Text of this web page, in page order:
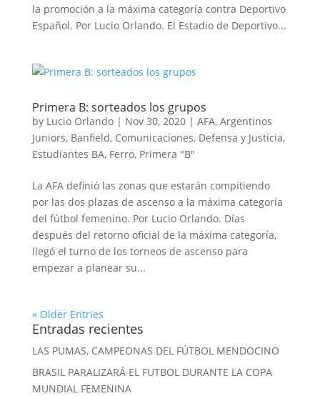
la promoción a la máxima categoría contra Deportivo
Español. Por Lucio Orlando. El Estadio de Deportivo...
Primera B: sorteados los grupos
by Lucio Orlando| Nov 30, 2020| AFA, Argentinos
Juniors, Banfield, Comunicaciones, Defensa y Justicia,
Estudiantes BA, Ferro, Primera "B"
La AFA definió las zonas que estarán compitiendo
por las dos plazas de ascenso a la máxima categoría
del fútbol femenino. Por Lucio Orlando. Días
después del retorno oficial de la máxima categoría,
llegó el turno de los torneos de ascenso para
empezar a planear su...
« Older Entries
Entradas recientes
LAS PUMAS, CAMPEONAS DEL FÚTBOL MENDOCINO
BRASIL PARALIZARÁ EL FUTBOL DURANTE LA COPA
MUNDIAL FEMENINA